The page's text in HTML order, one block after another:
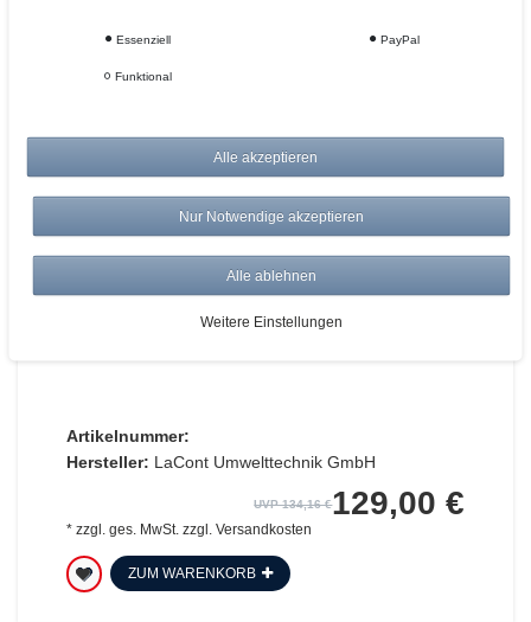
ZUM WARENKORB
Ladegerät für eine ADALIT IL-300
Artikelnummer:
Hersteller: LaCont Umwelttechnik GmbH
UVP 134,16 €129,00 €
* zzgl. ges. MwSt.zzgl. Versandkosten
ZUM WARENKORB
Essenziell PayPal
Funktional
Alle akzeptieren
Nur Notwendige akzeptieren
Alle ablehnen
Weitere Einstellungen